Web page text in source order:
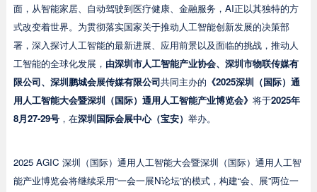
面，从智能家居、自动驾驶到医疗健康、金融服务，AI正以其独特的方
式改变着世界。为贯彻落实国家关于推动人工智能创新发展的决策部
署，深入探讨人工智能的最新进展、应用前景以及面临的挑战，推动人
工智能的全球化发展， 由深圳市人工智能产业协会、深圳市物联传媒有
限公司、深圳鹏城会展传媒有限公司共同主办的 《2025深圳（国际）通
用人工智能大会暨深圳（国际）通用人工智能产业博览会》 将于2025年
8月27-29号，在深圳国际会展中心（宝安） 举办。
2025 AGIC 深圳（国际）通用人工智能大会暨深圳（国际）通用人工智
能产业博览会将继续采用“一会一展N论坛”的模式，构建“会、展”两位一